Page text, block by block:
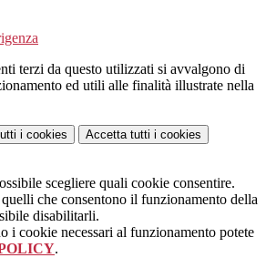
terzi da questo utilizzati si avvalgono di
ed utili alle finalità illustrate nella
i cookies Accetta tutti i cookies
scegliere quali cookie consentire.
che consentono il funzionamento della
disabilitarli.
i cookie necessari al funzionamento potete
.